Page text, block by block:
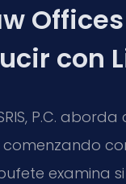
con
P.C.
comenzando
examina